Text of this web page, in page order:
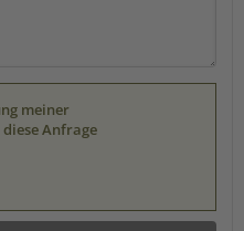
meiner
Anfrage